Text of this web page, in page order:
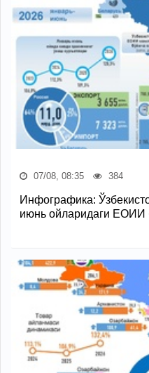
07/08, 08:35 384
Инфографика:
июнь ойларидаги ЕОИИ